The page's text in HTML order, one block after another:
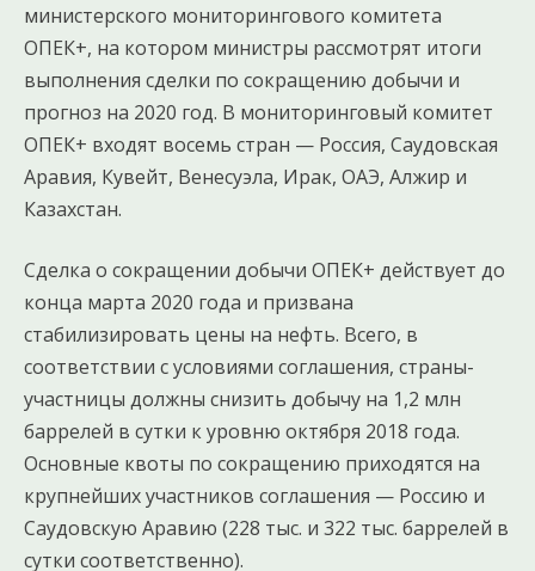
министерского мониторингового комитета
ОПЕК+, на котором министры рассмотрят итоги
выполнения сделки по сокращению добычи и
прогноз на 2020 год. В мониторинговый комитет
ОПЕК+ входят восемь стран — Россия, Саудовская
Аравия, Кувейт, Венесуэла, Ирак, ОАЭ, Алжир и
Казахстан.
Сделка о сокращении добычи ОПЕК+ действует до
конца марта 2020 года и призвана
стабилизировать цены на нефть. Всего, в
соответствии с условиями соглашения, страны-
участницы должны снизить добычу на 1,2 млн
баррелей в сутки к уровню октября 2018 года.
Основные квоты по сокращению приходятся на
крупнейших участников соглашения — Россию и
Саудовскую Аравию (228 тыс. и 322 тыс. баррелей в
сутки соответственно).